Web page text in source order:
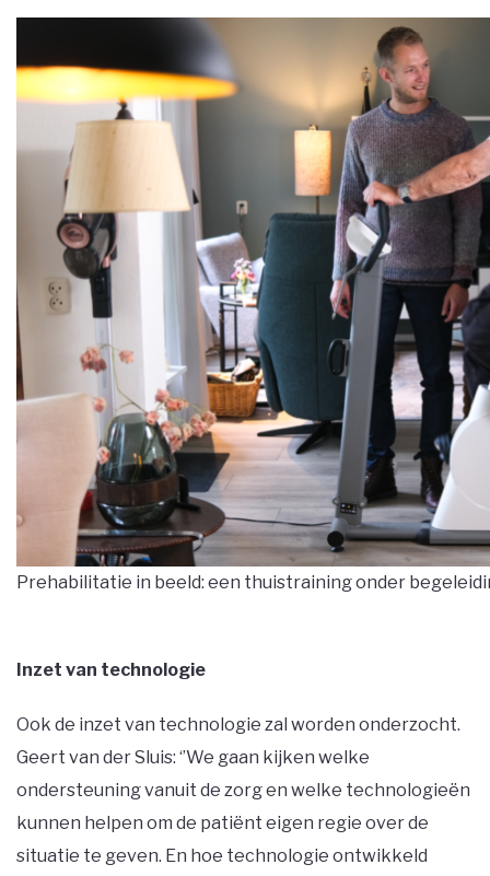
Prehabilitatie in beeld: een thuistraining onder
Inzet van technologie
Ook de inzet van technologie zal worden onderzocht.
Geert van der Sluis: ‘’We gaan kijken welke
ondersteuning vanuit de zorg en welke technologieën
kunnen helpen om de patiënt eigen regie over de
situatie te geven. En hoe technologie ontwikkeld